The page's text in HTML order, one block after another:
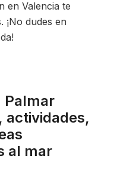
en Valencia te
dudes en
Palmar
actividades,
al mar